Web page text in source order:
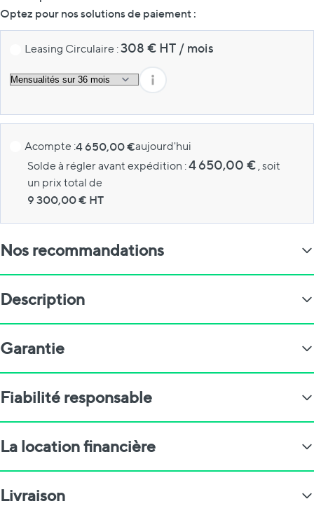
Optez pour nos solutions de paiement :
Leasing Circulaire :308 € HT / mois
Acompte :4 650,00 €aujourd'hui
Solde à régler avant expédition :4 650,00 € , soit
un prix total de
9 300,00€ HT
Nos recommandations
Description
Garantie
Fiabilité responsable
La location financière
Livraison